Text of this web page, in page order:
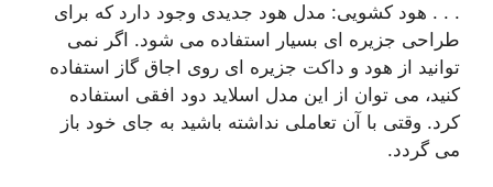
. . . هود کشویی: مدل هود جدیدی وجود دارد که برای
طراحی جزیره ای بسیار استفاده می شود. اگر نمی
توانید از هود و داکت جزیره ای روی اجاق گاز استفاده
کنید، می توان از این مدل اسلاید دود افقی استفاده
کرد. وقتی با آن تعاملی نداشته باشید به جای خود باز
می گردد.